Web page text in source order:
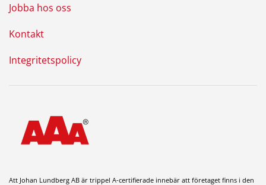
Jobba hos oss
Kontakt
Integritetspolicy
Att Johan Lundberg AB är trippel A-certifierade innebär att företaget finns i den